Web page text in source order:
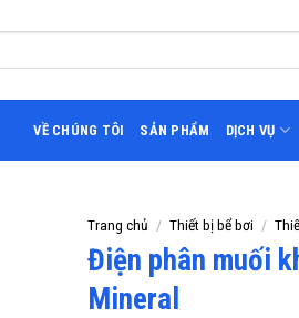
VỀ CHÚNG TÔI SẢN PHẨM DỊCH VỤ
Trang chủ / Thiết bị bể bơi /
Điện phân muối
Mineral